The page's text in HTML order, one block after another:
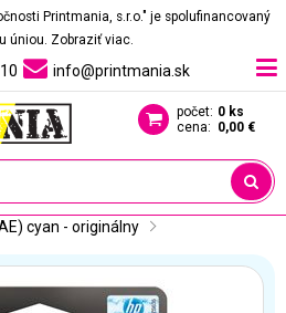
Printmania, s.r.o." je spolufinancovaný
úniou. Zobraziť viac.
info@printmania.sk
počet: 0 ks
cena: 0,00 €
cyan - originálny